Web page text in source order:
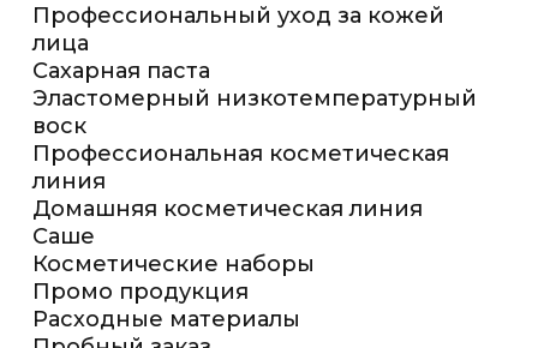
Профессиональный уход за кожей
лица
Сахарная паста
Эластомерный низкотемпературный
воск
Профессиональная косметическая
линия
Домашняя косметическая линия
Саше
Косметические наборы
Промо продукция
Расходные материалы